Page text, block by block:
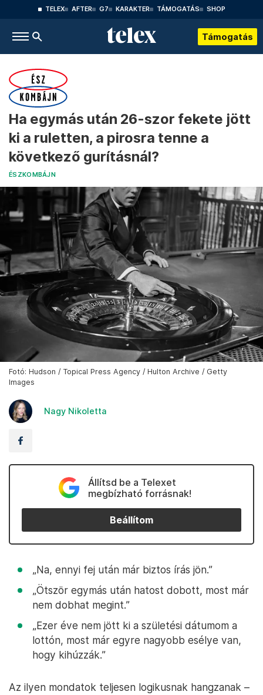
TELEX AFTER G7 KARAKTER TÁMOGATÁS SHOP
Támogatás
Ha egymás után 26-szor fekete jött
ki a ruletten, a pirosra tenne a
következő gurításnál?
ÉSZKOMBÁJN
Fotó: Hudson / Topical Press Agency / Hulton Archive / Getty
Images
Nagy Nikoletta
Állítsd be a Telexet
megbízható forrásnak!
Beállítom
„Na, ennyi fej után már biztos írás jön.”
„Ötször egymás után hatost dobott, most már
nem dobhat megint.”
„Ezer éve nem jött ki a születési dátumom a
lottón, most már egyre nagyobb esélye van,
hogy kihúzzák.”
Az ilyen mondatok teljesen logikusnak hangzanak –